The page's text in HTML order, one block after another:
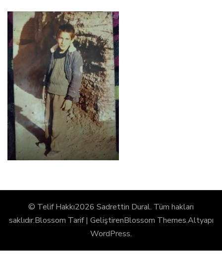
© Telif Hakkı2026 Sadrettin Dural. Tüm hakları
saklıdır.Blossom Tarif | GeliştirenBlossom Themes.Altyapı
WordPress.